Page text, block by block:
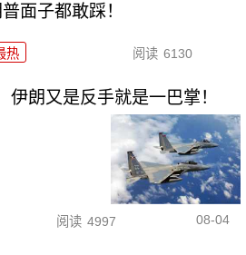
面子都敢踩！
热 阅读 6130
伊朗又是反手就是一巴掌！
阅读 4997 08-04